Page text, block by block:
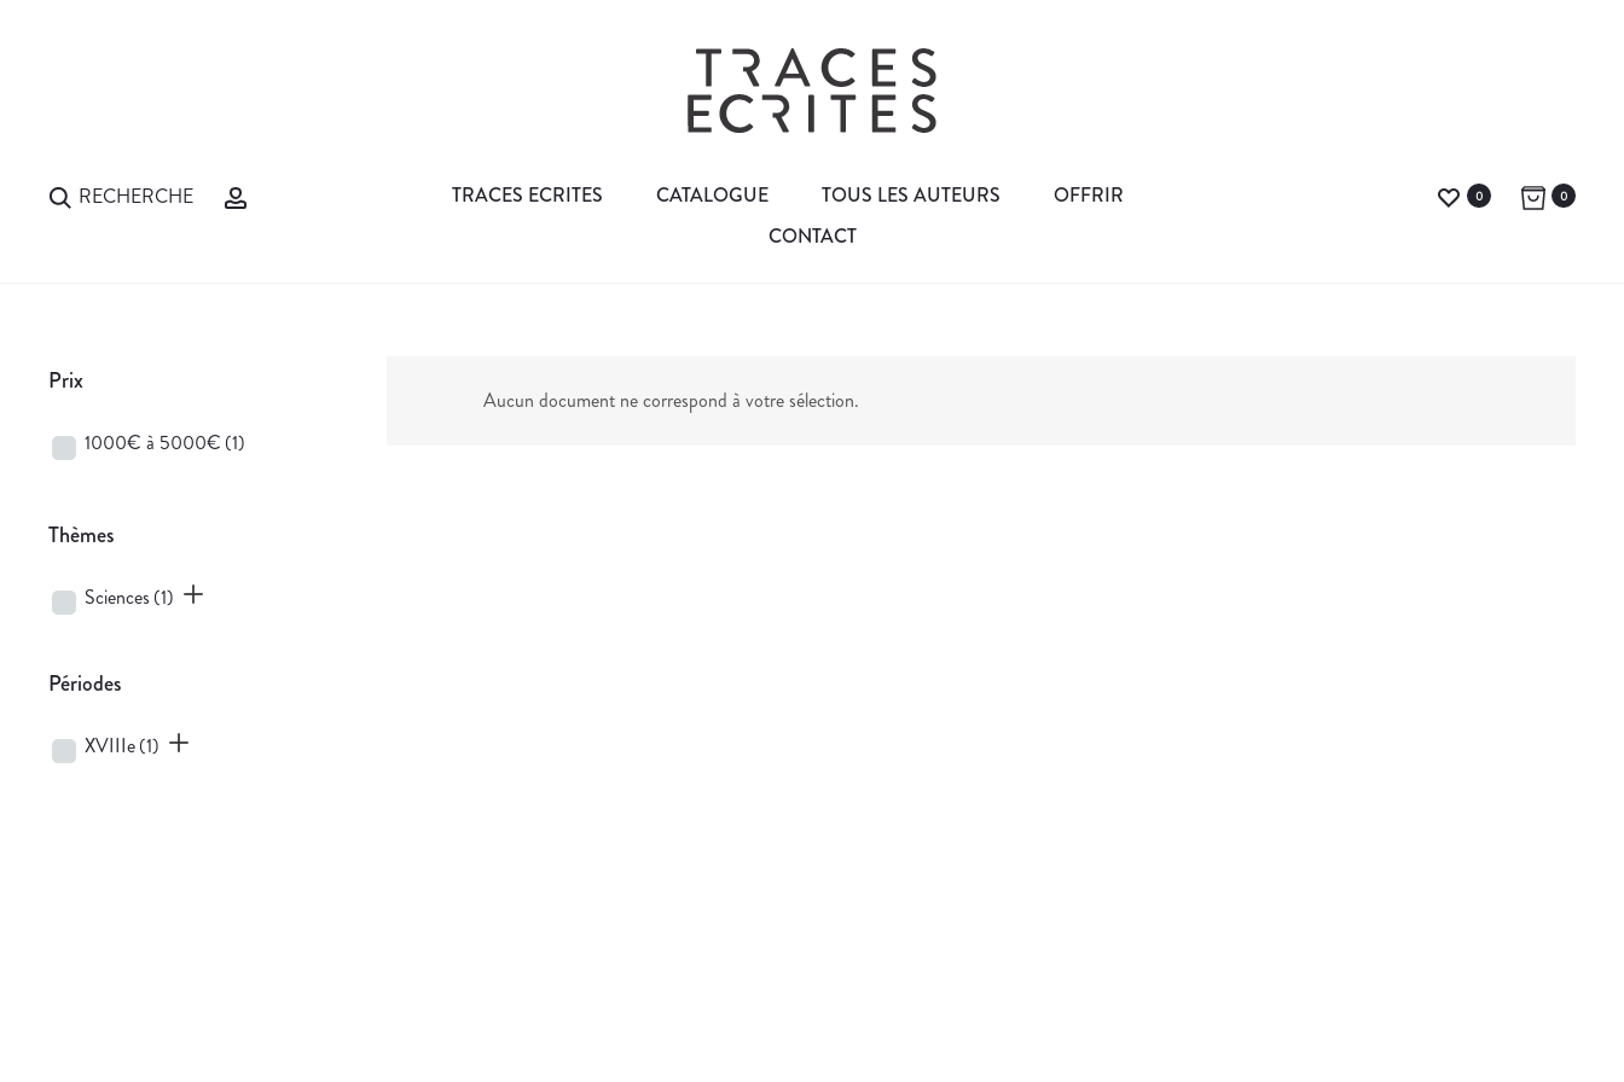
RECHERCHE TRACES ECRITES CATALOGUE TOUS LES AUTEURS
OFFRIR
CONTACT
0 0
Aucun document ne correspond à votre sélection.
Prix
1000€ à 5000€ (1)
Thèmes
Sciences (1)
Périodes
XVIIIe(1)